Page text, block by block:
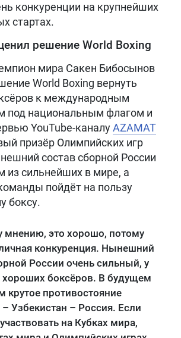
конкуренции на крупнейших
стартах.
решение World Boxing
мира Сакен Бибосынов
World Boxing вернуть
к международным
под национальным флагом и
YouTube-каналуAZAMAT
призёр Олимпийских игр
состав сборной России
из сильнейших в мире, а
пойдёт на пользу
боксу.
мнению, это хорошо, потому
конкуренция. Нынешний
России очень сильный, у
хороших боксёров. В будущем
крутое противостояние
– Узбекистан – Россия. Если
на Кубках мира,